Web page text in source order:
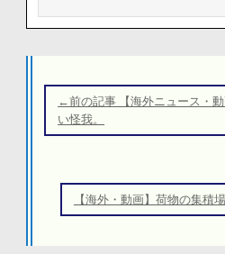
稿
ナ
シ
←前の記事 【海外ニュース・
い怪我。
【海外・動画】荷物の集